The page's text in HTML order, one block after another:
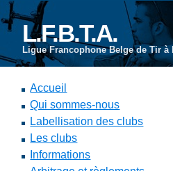
L.F.B.T.A.
Ligue Francophone Belge de Tir à
Accueil
Qui sommes-nous
Labellisation des clubs
Les clubs
Informations